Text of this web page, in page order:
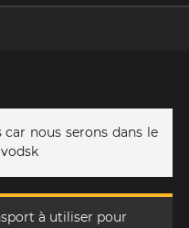
nous serons dans le
à utiliser pour